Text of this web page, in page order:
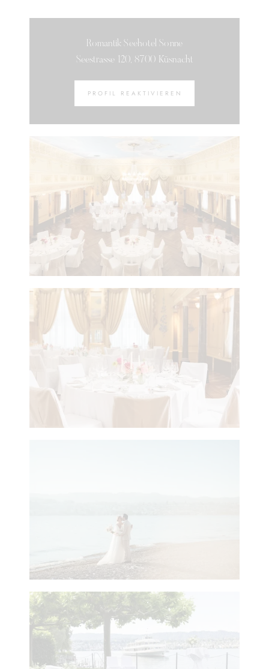
Romantik Seehotel Sonne
Seestrasse 120, 8700 Küsnacht
PROFIL REAKTIVIEREN